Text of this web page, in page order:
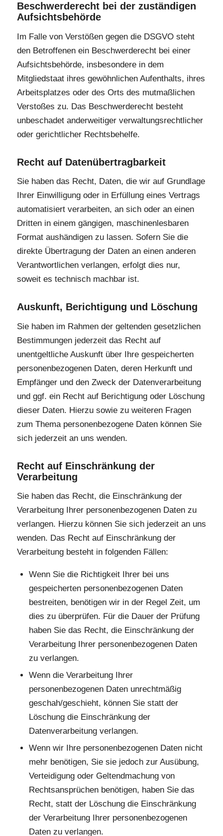
Beschwerde­recht bei der zuständigen
Aufsichts­behörde
Im Falle von Verstößen gegen die DSGVO steht
den Betroffenen ein Beschwerderecht bei einer
Aufsichtsbehörde, insbesondere in dem
Mitgliedstaat ihres gewöhnlichen Aufenthalts, ihres
Arbeitsplatzes oder des Orts des mutmaßlichen
Verstoßes zu. Das Beschwerderecht besteht
unbeschadet anderweitiger verwaltungsrechtlicher
oder gerichtlicher Rechtsbehelfe.
Recht auf Daten­übertrag­barkeit
Sie haben das Recht, Daten, die wir auf Grundlage
Ihrer Einwilligung oder in Erfüllung eines Vertrags
automatisiert verarbeiten, an sich oder an einen
Dritten in einem gängigen, maschinenlesbaren
Format aushändigen zu lassen. Sofern Sie die
direkte Übertragung der Daten an einen anderen
Verantwortlichen verlangen, erfolgt dies nur,
soweit es technisch machbar ist.
Auskunft, Berichtigung und Löschung
Sie haben im Rahmen der geltenden gesetzlichen
Bestimmungen jederzeit das Recht auf
unentgeltliche Auskunft über Ihre gespeicherten
personenbezogenen Daten, deren Herkunft und
Empfänger und den Zweck der Datenverarbeitung
und ggf. ein Recht auf Berichtigung oder Löschung
dieser Daten. Hierzu sowie zu weiteren Fragen
zum Thema personenbezogene Daten können Sie
sich jederzeit an uns wenden.
Recht auf Einschränkung der
Verarbeitung
Sie haben das Recht, die Einschränkung der
Verarbeitung Ihrer personenbezogenen Daten zu
verlangen. Hierzu können Sie sich jederzeit an uns
wenden. Das Recht auf Einschränkung der
Verarbeitung besteht in folgenden Fällen:
Wenn Sie die Richtigkeit Ihrer bei uns
gespeicherten personenbezogenen Daten
bestreiten, benötigen wir in der Regel Zeit, um
dies zu überprüfen. Für die Dauer der Prüfung
haben Sie das Recht, die Einschränkung der
Verarbeitung Ihrer personenbezogenen Daten
zu verlangen.
Wenn die Verarbeitung Ihrer
personenbezogenen Daten unrechtmäßig
geschah/geschieht, können Sie statt der
Löschung die Einschränkung der
Datenverarbeitung verlangen.
Wenn wir Ihre personenbezogenen Daten nicht
mehr benötigen, Sie sie jedoch zur Ausübung,
Verteidigung oder Geltendmachung von
Rechtsansprüchen benötigen, haben Sie das
Recht, statt der Löschung die Einschränkung
der Verarbeitung Ihrer personenbezogenen
Daten zu verlangen.